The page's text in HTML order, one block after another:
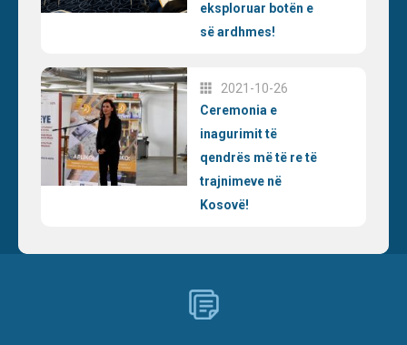
eksploruar botën e
së ardhmes!
2021-10-26
Ceremonia e
inagurimit të
qendrës më të re të
trajnimeve në
Kosovë!